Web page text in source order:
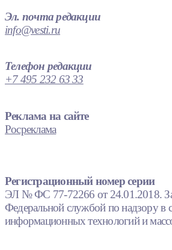
Эл. почта редакции
info@vesti.ru
Телефон редакции
+7 495 232 63 33
Реклама на сайте
Росреклама
Регистрационный номер серии
ЭЛ № ФС 77-72266 от 24.01.2018.
Федеральной службой по надзору в
информационных технологий и